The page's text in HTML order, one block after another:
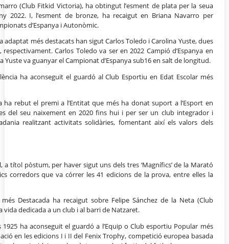
(Club Fitkid Victoria), ha obtingut l’esment de plata per la seua
2022. I, l’esment de bronze, ha recaigut en Briana Navarro per
d’Espanya i Autonòmic.
adaptat més destacats han sigut Carlos Toledo i Carolina Yuste, dues
Carlos Toledo va ser en 2022 Campió d’Espanya en
Yuste va guanyar el Campionat d’Espanya sub16 en salt de longitud.
ha aconseguit el guardó al Club Esportiu en Edat Escolar més
ha rebut el premi a l’Entitat que més ha donat suport a l’Esport en
del seu naixement en 2020 fins hui i per ser un club integrador i
realitzant activitats solidàries, fomentant així els valors dels
a títol pòstum, per haver sigut uns dels tres ‘Magnífics’ de la Marató
corredors que va córrer les 41 edicions de la prova, entre elles la
Destacada ha recaigut sobre Felipe Sánchez de la Neta (Club
dedicada a un club i al barri de Natzaret.
ha aconseguit el guardó a l’Equip o Club esportiu Popular més
en les edicions I i II del Fenix Trophy, competició europea basada